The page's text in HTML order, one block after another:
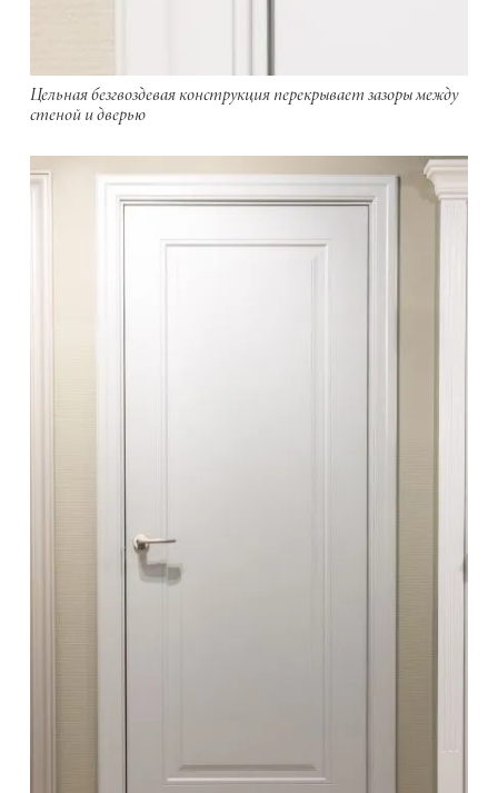
Цельная безгвоздевая конструкция перекрывает зазоры между
стеной и дверью